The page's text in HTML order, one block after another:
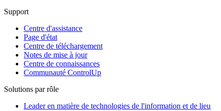
Support
Centre d'assistance
Page d'état
Centre de téléchargement
Notes de mise à jour
Centre de connaissances
Communauté ControlUp
Solutions par rôle
Leader en matière de technologies de l'information et de lieu